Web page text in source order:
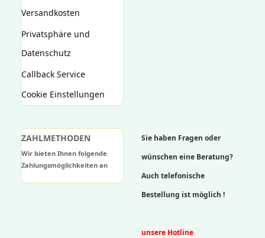
Versandkosten
Privatsphäre und
Datenschutz
Callback Service
Cookie Einstellungen
ZAHLMETHODEN
Wir bieten Ihnen folgende
Zahlungsmöglichkeiten an
Sie haben Fragen oder
wünschen eine Beratung?
Auch telefonische
Bestellung ist möglich !
unsere Hotline